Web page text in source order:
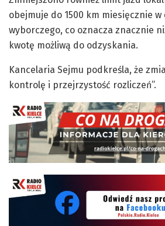
obejmuje do 1500 km miesięcznie
wyborczego, co oznacza znacznie
kwotę możliwą do odzyskania.
Kancelaria Sejmu podkreśla, że
kontrolę i przejrzystość rozliczeń”.